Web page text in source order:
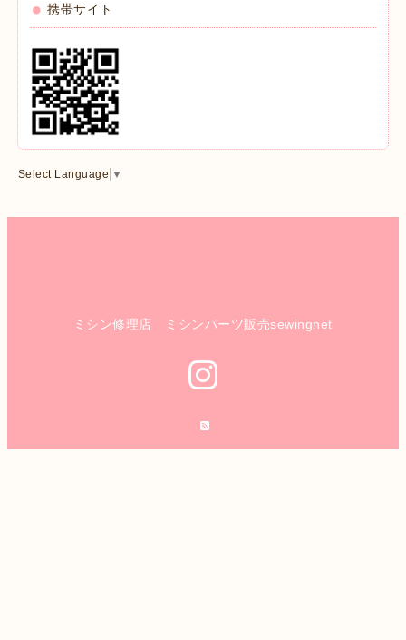
携帯サイト
Select Language ▼
ミシン修理店 ミシンパーツ販売sewingnet